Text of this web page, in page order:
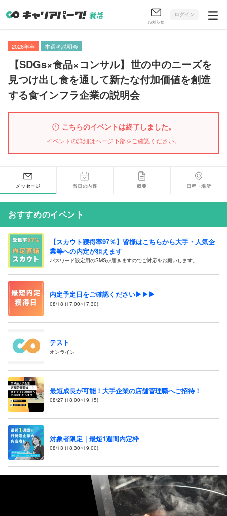
お知らせ
ログイン
2026年卒 本選考説明会
【SDGs×食品×コンサル】 世の中のニーズを
見つけ出し食を通して新たな付加価値を創造
する食インフラ企業の説明会
こちらのイベントは終了しました。
イベントの詳細はページ下部をご確認ください。
メッセージ 当日の内容 概要 日程・場所
おすすめのイベント
【スカウト獲得率97％】皆様はこちらから大手・人気企
業等への内定が狙えます
パスワード設定用のSMSが届きますのでご対応をお願いします。
内定予定日をご確認ください▶▶▶
08/18 (17:00~17:30)
テスト
オンライン
最短成長が可能！大手企業の店舗管理職へご招待！
08/27 (18:00~19:15)
対象者限定｜最短1週間内定枠
08/13 (18:30~19:00)